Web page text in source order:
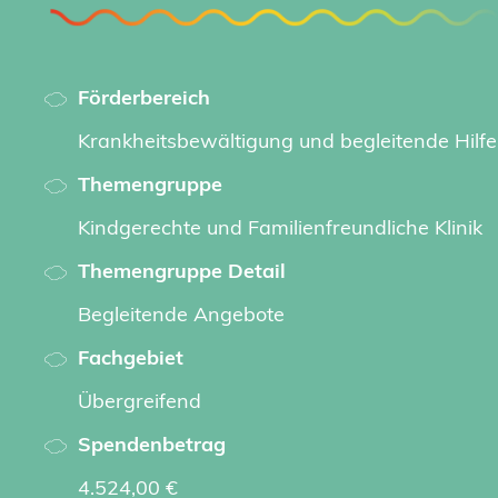
Förderbereich
Krankheitsbewältigung und begleitende
Themengruppe
Kindgerechte und Familienfreundliche Klinik
Themengruppe Detail
Begleitende Angebote
Fachgebiet
Übergreifend
Spendenbetrag
4.524,00 €